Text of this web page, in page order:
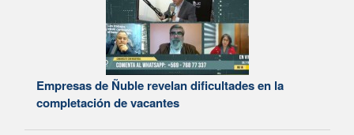
Empresas de Ñuble revelan dificultades en la
completación de vacantes